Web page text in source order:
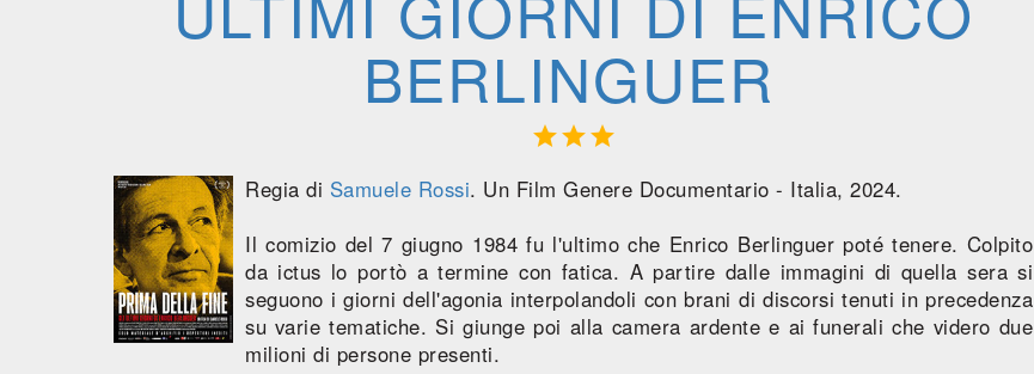
BERLINGUER

Regia di Samuele Rossi. Un Film Genere Documentario - Italia, 2024.
Il comizio del 7 giugno 1984 fu l'ultimo che Enrico Berlinguer poté tenere. Colpito
da ictus lo portò a termine con fatica. A partire dalle immagini di quella sera si
seguono i giorni dell'agonia interpolandoli con brani di discorsi tenuti in precedenza
su varie tematiche. Si giunge poi alla camera ardente e ai funerali che videro due
milioni di persone presenti.